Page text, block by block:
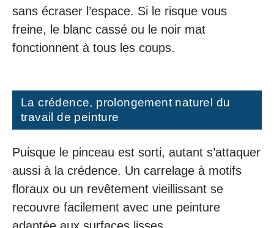
sans écraser l’espace. Si le risque vous
freine, le blanc cassé ou le noir mat
fonctionnent à tous les coups.
La crédence, prolongement naturel du
travail de peinture
Puisque le pinceau est sorti, autant s’attaquer
aussi à la crédence. Un carrelage à motifs
floraux ou un revêtement vieillissant se
recouvre facilement avec une peinture